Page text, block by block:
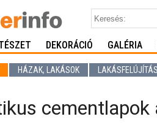
DEKORÁCIÓ GALÉRIA
HÁZAK, LAKÁSOK LAKÁSFELÚJÍTÁS
cementlapok